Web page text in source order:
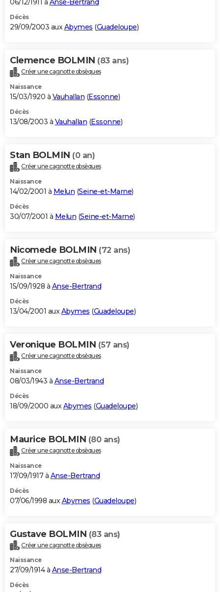
06/12/1911 à Anse-Bertrand
Décès
29/09/2003 auxAbymes (Guadeloupe)
Clemence BOLMIN (83 ans)
Créer une cagnotte obsèques
Naissance
15/03/1920 à Vauhallan (Essonne)
Décès
13/08/2003 à Vauhallan (Essonne)
Stan BOLMIN (0 an)
Créer une cagnotte obsèques
Naissance
14/02/2001 à Melun (Seine-et-Marne)
Décès
30/07/2001 à Melun (Seine-et-Marne)
Nicomede BOLMIN (72 ans)
Créer une cagnotte obsèques
Naissance
15/09/1928 à Anse-Bertrand
Décès
13/04/2001 auxAbymes (Guadeloupe)
Veronique BOLMIN (57 ans)
Créer une cagnotte obsèques
Naissance
08/03/1943 à Anse-Bertrand
Décès
18/09/2000 auxAbymes (Guadeloupe)
Maurice BOLMIN (80 ans)
Créer une cagnotte obsèques
Naissance
17/09/1917 à Anse-Bertrand
Décès
07/06/1998 aux Abymes (Guadeloupe)
Gustave BOLMIN (83 ans)
Créer une cagnotte obsèques
Naissance
27/09/1914 à Anse-Bertrand
Décès